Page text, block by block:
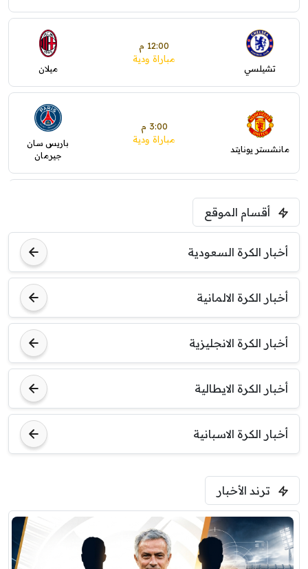
تشيلسي
12:00 م
مباراة ودية
ميلان
مانشستر يونايتد
3:00 م
مباراة ودية
باريس سان
جيرمان
فرينتسفاروشي
ودية( ابو ظبي الرياضية -TV )
برشلونة
7:00 م
نوتنغهام فورست
مباراة ودية
برشلونة
أقسام الموقع
أخبار الكرة السعودية
أخبار الكرة الالمانية
أخبار الكرة الانجليزية
أخبار الكرة الايطالية
أخبار الكرة الاسبانية
ترند الأخبار